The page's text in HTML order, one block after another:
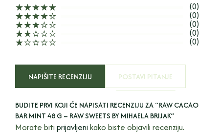
(0)
(0)
(0)
(0)
(0)
NAPIŠITE RECENZIJU POSTAVI PITANJE
BUDITE PRVI KOJI ĆE NAPISATI RECENZIJU ZA “RAW CACAO
BAR MINT 48 G – RAW SWEETS BY MIHAELA BRIJAK”
Morate bitiprijavljeni kako biste objavili recenziju.